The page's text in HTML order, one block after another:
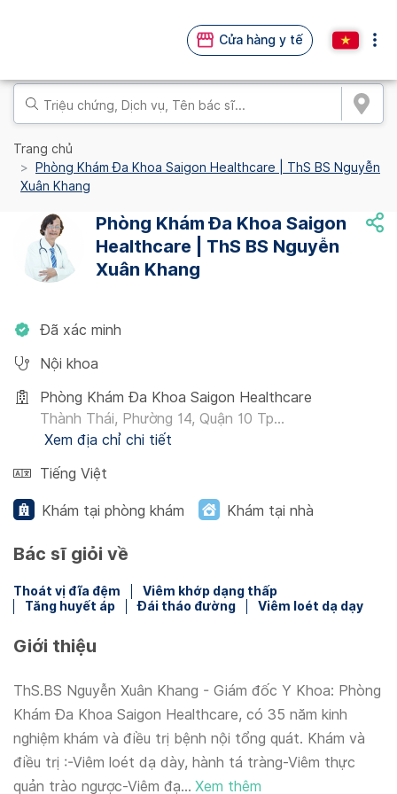
Cửa hàng y tế
Trang chủ
Phòng Khám Đa Khoa Saigon Healthcare | ThS BS Nguyễn
Xuân Khang
Phòng Khám Đa Khoa Saigon
Healthcare | ThS BS Nguyễn
Xuân Khang
Đã xác minh
Nội khoa
Phòng Khám Đa Khoa Saigon Healthcare
Thành Thái, Phường 14, Quận 10 Tp...
Xem địa chỉ chi tiết
Tiếng Việt
Khám tại phòng khám Khám tại nhà
Bác sĩ giỏi về
Thoát vị đĩa đệm
Viêm khớp dạng thấp
Tăng huyết áp
Đái tháo đường Viêm loét dạ dạy
Giới thiệu
ThS.BS Nguyễn Xuân Khang - Giám đốc Y Khoa: Phòng
Khám Đa Khoa Saigon Healthcare, có 35 năm kinh
nghiệm khám và điều trị bệnh nội tổng quát. Khám và
điều trị :-Viêm loét dạ dày, hành tá tràng-Viêm thực
quản trào ngược-Viêm đạ... Xem thêm